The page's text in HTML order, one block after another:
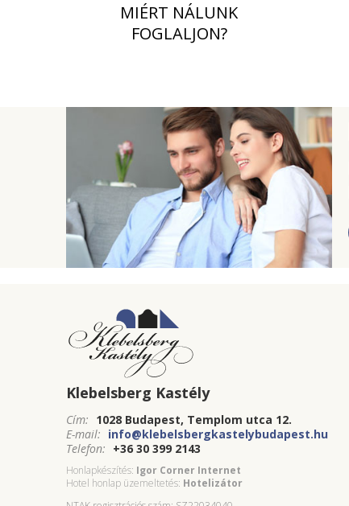
MIÉRT NÁLUNK
FOGLALJON?
Klebelsberg Kastély
Cím: 1028 Budapest, Templom utca 12.
E-mail: info@klebelsbergkastelybudapest.hu
Telefon: +36 30 399 2143
Honlapkészítés: Igor Corner Internet
Hotel honlap üzemeltetés: Hotelizátor